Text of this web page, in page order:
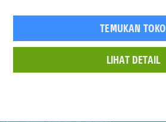
TEMUKAN TOKO
LIHAT DETAIL